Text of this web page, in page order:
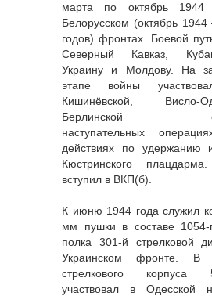
марта по октябрь
Белорусском (октябрь
годов) фронтах. Боевой
Северный Кавказ,
Украину и Молдову. На
этапе войны
Кишинёвской,
Берлинской
наступательных
действиях по удержанию
Кюстринского
вступил в ВКП(б).
К июню 1944 года служил
мм пушки в составе 1054-
полка 301-й стрелковой
Украинском фронте. В
стрелкового
участвовал в Одесской